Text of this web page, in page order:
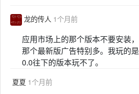
龙的传人 1个月前
应用市场上的那个版本不要安装
那个最新版广告特别多。我玩的
0.0往下的版本玩不了。
夏夏 1个月前